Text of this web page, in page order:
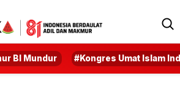
BI Mundur #Kongres Umat Islam